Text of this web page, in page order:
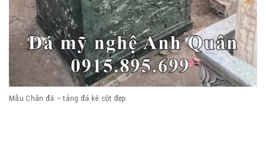
Mẫu Chân đá – tảng đá kê cột đẹp